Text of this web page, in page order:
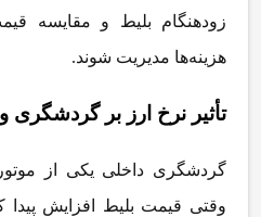
زودهنگام بلیط و مقایسه
هزینهها مدیریت شوند.
تأثیر نرخ ارز بر گردشگری
گردشگری داخلی یکی از
وقتی قیمت بلیط افزایش پیدا